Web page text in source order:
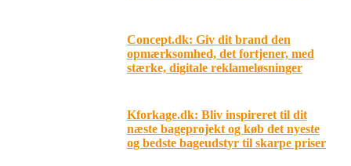
Concept.dk: Giv dit brand den
opmærksomhed, det fortjener, med
stærke, digitale reklameløsninger
Kforkage.dk: Bliv inspireret til dit
næste bageprojekt og køb det nyeste
og bedste bageudstyr til skarpe priser